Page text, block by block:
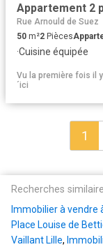
Appartement 2
Rue Arnould de Suez
50 m²2 Pièces
·Cuisine équipée
Vu la première fois il
´ici
1
Recherches
Immobilier à vendre
Place Louise de
Vaillant Lille,